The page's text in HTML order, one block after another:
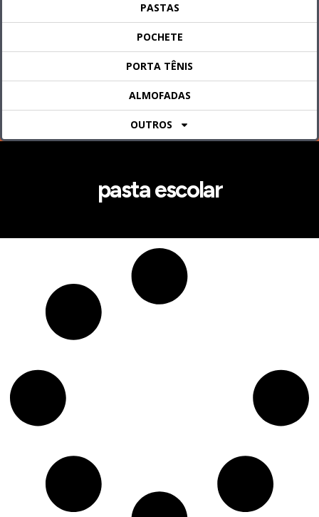
PASTAS
POCHETE
PORTA TÊNIS
ALMOFADAS
OUTROS
pasta escolar